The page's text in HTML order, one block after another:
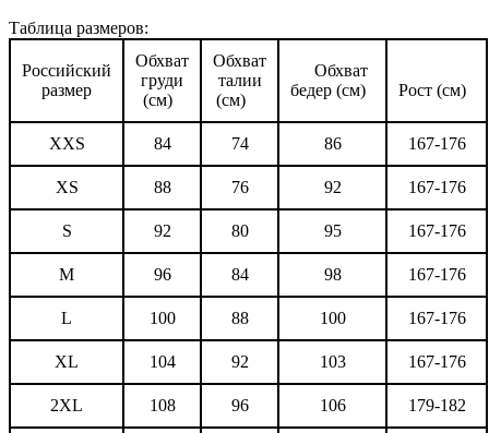
Таблица размеров:
Российский
размер
Обхват
груди
(см)
Обхват
талии
(см)
Обхват
бедер (см)
Рост (см)
XXS 84 74 86 167-176
XS 88 76 92 167-176
S 92 80 95 167-176
M 96 84 98 167-176
L 100 88 100 167-176
XL 104 92 103 167-176
2XL 108 96 106 179-182